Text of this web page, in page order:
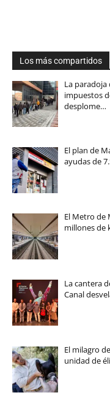
Los más compartidos
La paradoja
impuestos
desplome…
El plan de
ayudas de
El Metro de
millones de
La cantera
Canal
El milagro
unidad de